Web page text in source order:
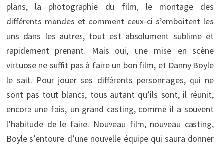
plans, la photographie du film, le montage des
différents mondes et comment ceux-ci s’emboitent les
uns dans les autres, tout est absolument sublime et
rapidement prenant. Mais oui, une mise en scène
virtuose ne suffit pas à faire un bon film, et Danny Boyle
le sait. Pour jouer ses différents personnages, qui ne
sont pas tout blancs, tous autant qu’ils sont, il réunit,
encore une fois, un grand casting, comme il a souvent
l’habitude de le faire. Nouveau film, nouveau casting,
Boyle s’entoure d’une nouvelle équipe qui saura donner